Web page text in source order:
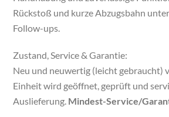
Rückstoß und kurze Abzugsbahn
Follow-ups.
Zustand, Service & Garantie:
Neu und neuwertig (leicht gebraucht)
Einheit wird geöffnet, geprüft und
Auslieferung. Mindest-Service/